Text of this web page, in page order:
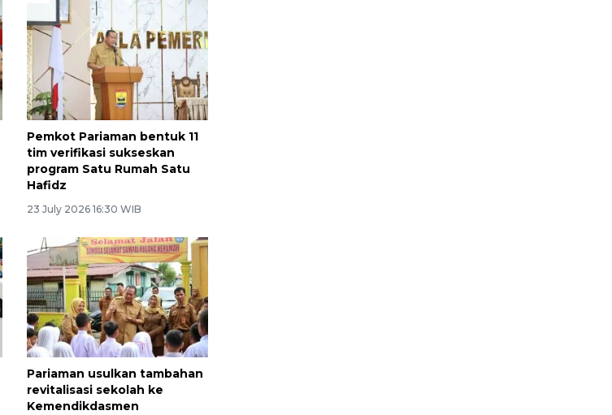
Pemkot Pariaman bentuk 11
tim verifikasi sukseskan
program Satu Rumah Satu
Hafidz
23 July 2026 16:30 WIB
Pariaman usulkan tambahan
revitalisasi sekolah ke
Kemendikdasmen